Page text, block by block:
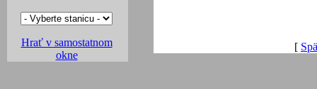
Hrať v samostatnom
okne
[